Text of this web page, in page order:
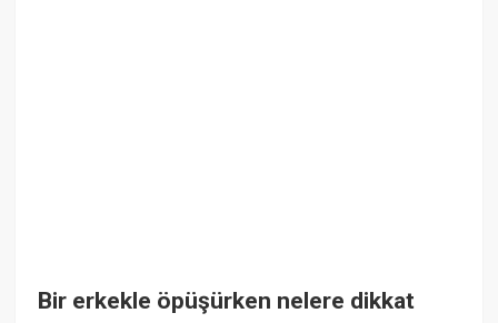
Bir erkekle öpüşürken nelere dikkat